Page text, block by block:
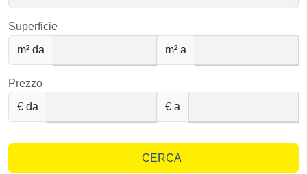
Superficie
m² da
m² a
Prezzo
€ da
€ a
CERCA